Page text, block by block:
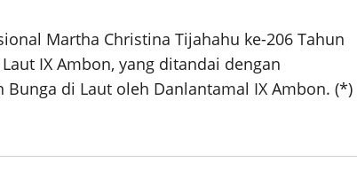
Martha Christina Tijahahu ke-206 Tahun
IX Ambon, yang ditandai dengan
di Laut oleh Danlantamal IX Ambon. (*)